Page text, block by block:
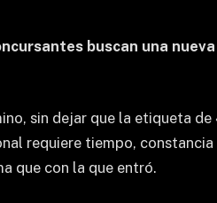
buscan una
sin dejar que la etiqueta
requiere tiempo,
que con la que entró.